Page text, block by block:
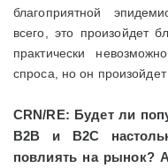
благоприятной
всего, это произойдет
практически
спроса, но он произойдет
CRN/RE: Будет ли
B2B и B2C
повлиять на рынок?